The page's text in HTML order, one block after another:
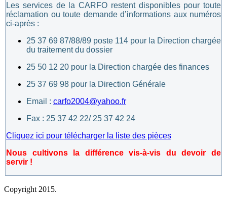
Les services de la CARFO restent disponibles pour toute
réclamation ou toute demande d’informations aux numéros
ci-après :
25 37 69 87/88/89 poste 114 pour la Direction chargée
du traitement du dossier
25 50 12 20 pour la Direction chargée des finances
25 37 69 98 pour la Direction Générale
Email : carfo2004@yahoo.fr
Fax : 25 37 42 22/ 25 37 42 24
Cliquez ici pour télécharger la liste des pièces
Nous cultivons la différence vis-à-vis du devoir de
servir !
Copyright 2015.